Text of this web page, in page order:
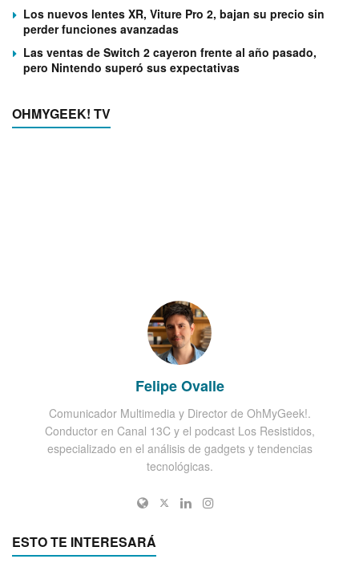
Los nuevos lentes XR, Viture Pro 2, bajan su precio sin
perder funciones avanzadas
Las ventas de Switch 2 cayeron frente al año pasado,
pero Nintendo superó sus expectativas
OHMYGEEK! TV
Felipe Ovalle
Comunicador Multimedia y Director de OhMyGeek!.
Conductor en Canal 13C y el podcast Los Resistidos,
especializado en el análisis de gadgets y tendencias
tecnológicas.
ESTO TE INTERESARÁ